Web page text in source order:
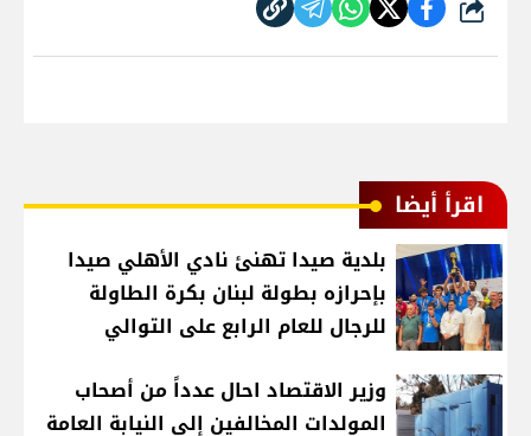
شارك
اقرأ أيضا
بلدية صيدا تهنئ نادي الأهلي صيدا
بإحرازه بطولة لبنان بكرة الطاولة
للرجال للعام الرابع على التوالي
وزير الاقتصاد احال عدداً من أصحاب
المولدات المخالفين إلى النيابة العامة